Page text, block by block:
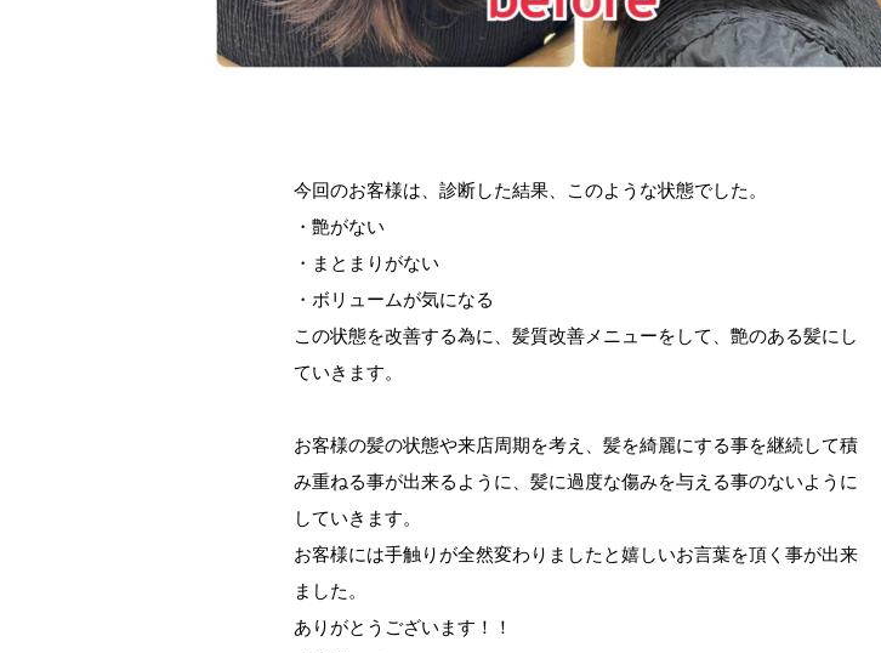
今回のお客様は、診断した結果、このような状態でした。
・艶がない
・まとまりがない
・ボリュームが気になる
この状態を改善する為に、髪質改善メニューをして、艶のある髪にし
ていきます。
お客様の髪の状態や来店周期を考え、髪を綺麗にする事を継続して積
み重ねる事が出来るように、髪に過度な傷みを与える事のないように
していきます。
お客様には手触りが全然変わりましたと嬉しいお言葉を頂く事が出来
ました。
ありがとうございます！！